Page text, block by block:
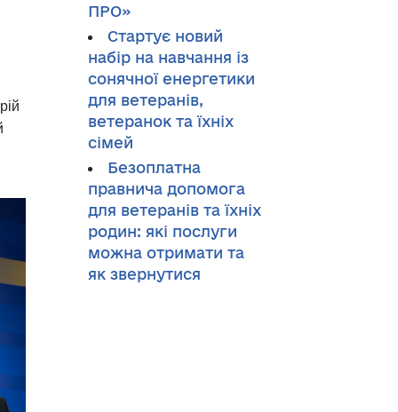
ПРО»
Стартує новий
набір на навчання із
сонячної енергетики
для ветеранів,
ветеранок та їхніх
сімей
Безоплатна
правнича допомога
для ветеранів та їхніх
родин: які послуги
можна отримати та
як звернутися